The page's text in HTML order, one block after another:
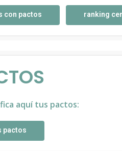
con pactos ranking
aquí tus pactos:
pactos